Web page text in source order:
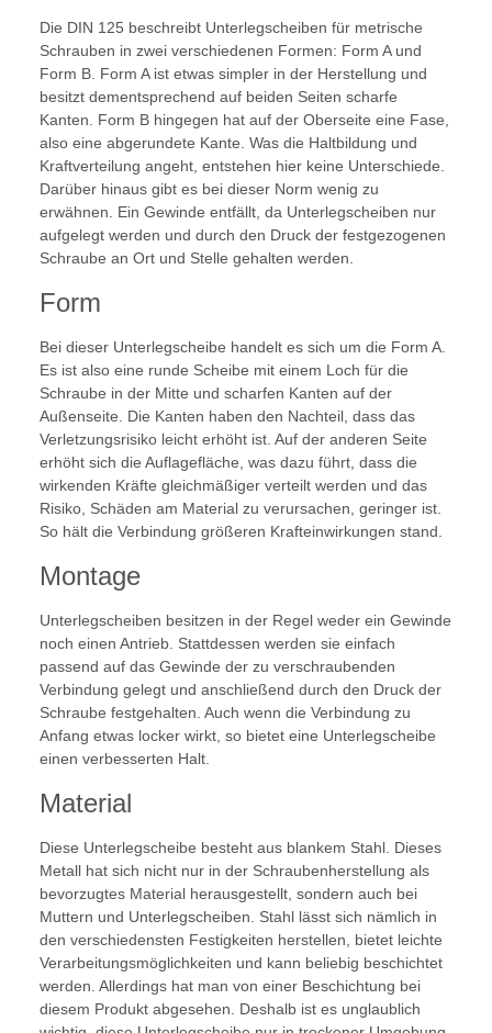
Die DIN 125 beschreibt Unterlegscheiben für metrische
Schrauben in zwei verschiedenen Formen: Form A und
Form B. Form A ist etwas simpler in der Herstellung und
besitzt dementsprechend auf beiden Seiten scharfe
Kanten. Form B hingegen hat auf der Oberseite eine Fase,
also eine abgerundete Kante. Was die Haltbildung und
Kraftverteilung angeht, entstehen hier keine Unterschiede.
Darüber hinaus gibt es bei dieser Norm wenig zu
erwähnen. Ein Gewinde entfällt, da Unterlegscheiben nur
aufgelegt werden und durch den Druck der festgezogenen
Schraube an Ort und Stelle gehalten werden.
Form
Bei dieser Unterlegscheibe handelt es sich um die Form A.
Es ist also eine runde Scheibe mit einem Loch für die
Schraube in der Mitte und scharfen Kanten auf der
Außenseite. Die Kanten haben den Nachteil, dass das
Verletzungsrisiko leicht erhöht ist. Auf der anderen Seite
erhöht sich die Auflagefläche, was dazu führt, dass die
wirkenden Kräfte gleichmäßiger verteilt werden und das
Risiko, Schäden am Material zu verursachen, geringer ist.
So hält die Verbindung größeren Krafteinwirkungen stand.
Montage
Unterlegscheiben besitzen in der Regel weder ein Gewinde
noch einen Antrieb. Stattdessen werden sie einfach
passend auf das Gewinde der zu verschraubenden
Verbindung gelegt und anschließend durch den Druck der
Schraube festgehalten. Auch wenn die Verbindung zu
Anfang etwas locker wirkt, so bietet eine Unterlegscheibe
einen verbesserten Halt.
Material
Diese Unterlegscheibe besteht aus blankem Stahl. Dieses
Metall hat sich nicht nur in der Schraubenherstellung als
bevorzugtes Material herausgestellt, sondern auch bei
Muttern und Unterlegscheiben. Stahl lässt sich nämlich in
den verschiedensten Festigkeiten herstellen, bietet leichte
Verarbeitungsmöglichkeiten und kann beliebig beschichtet
werden. Allerdings hat man von einer Beschichtung bei
diesem Produkt abgesehen. Deshalb ist es unglaublich